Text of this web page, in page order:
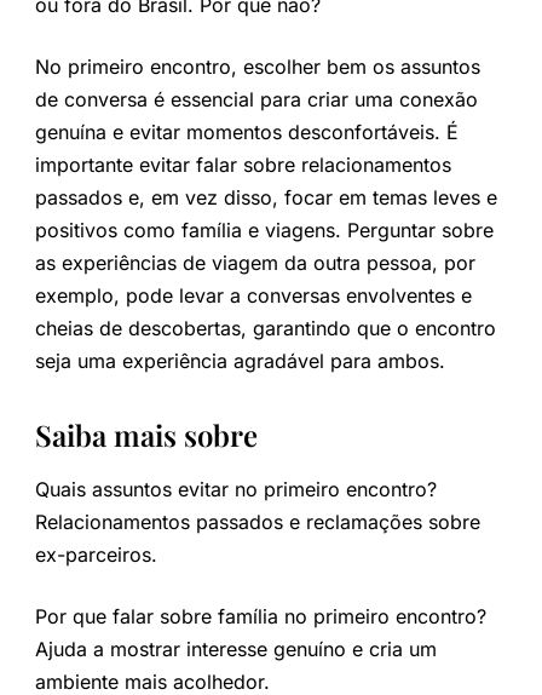
No primeiro encontro, escolher bem os assuntos
de conversa é essencial para criar uma conexão
genuína e evitar momentos desconfortáveis. É
importante evitar falar sobre relacionamentos
passados e, em vez disso, focar em temas leves e
positivos como família e viagens. Perguntar sobre
as experiências de viagem da outra pessoa, por
exemplo, pode levar a conversas envolventes e
cheias de descobertas, garantindo que o encontro
seja uma experiência agradável para ambos.
Saiba mais sobre
Quais assuntos evitar no primeiro encontro?
Relacionamentos passados e reclamações sobre
ex-parceiros.
Por que falar sobre família no primeiro encontro?
Ajuda a mostrar interesse genuíno e cria um
ambiente mais acolhedor.